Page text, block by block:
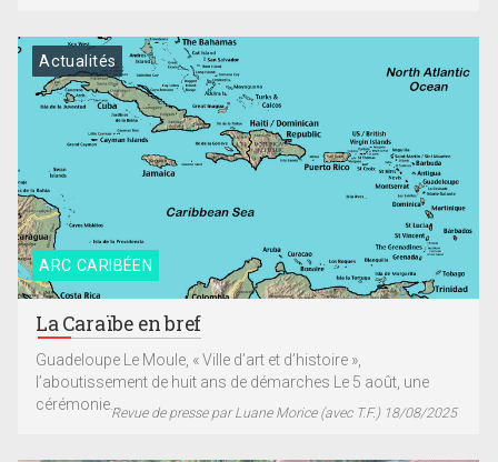
ARC CARIBÉEN
Actualités
La Caraïbe en bref
Guadeloupe Le Moule, « Ville d’art et d’histoire »,
l’aboutissement de huit ans de démarches Le 5 août, une
cérémonie...Revue de presse par Luane Morice (avec T.F.) 18/08/2025